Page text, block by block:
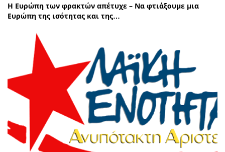
Η Ευρώπη των φρακτών απέτυχε – Να φτιάξουμε μια
Ευρώπη της ισότητας και της…